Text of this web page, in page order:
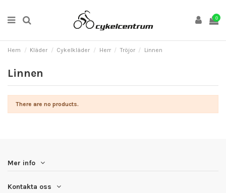
0
Hem Kläder Cykelkläder Herr Tröjor Linnen
Linnen
There are no products.
Mer info
Kontakta oss